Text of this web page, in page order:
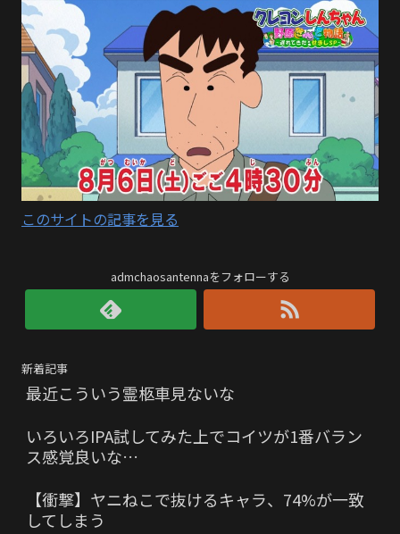
このサイトの記事を見る
admchaosantennaをフォローする
新着記事
最近こういう霊柩車見ないな
いろいろIPA試してみた上でコイツが1番バラン
ス感覚良いな…
【衝撃】ヤニねこで抜けるキャラ、74%が一致
してしまう